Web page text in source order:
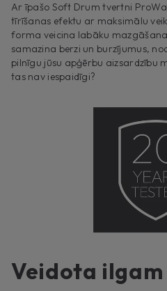
Ar īpašo Soft Drum tvertni
tīrīšanas efektu ar maksimālu
forma veicina labāku
samazina berzi un burzījumus,
pilnīgu jūsu apģērbu aizsardzību
tas nav iespaidīgi?
Veidota ilgam